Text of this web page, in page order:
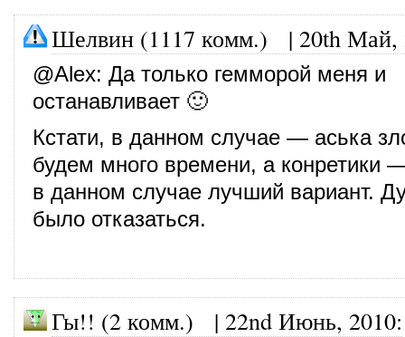
Шелвин (1117 комм.) | 20th Май,
@Alex: Да только гемморой меня и
останавливает 🙂
Кстати, в данном случае — аська
будем много времени, а конретики
в данном случае лучший вариант.
было отказаться.
Гы!! (2 комм.) | 22nd Июнь, 2010: